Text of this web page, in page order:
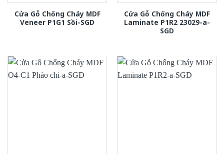
Cửa Gỗ Chống Cháy MDF
Veneer P1G1 Sồi-SGD
Cửa Gỗ Chống Cháy MDF
Laminate P1R2 23029-a-
SGD